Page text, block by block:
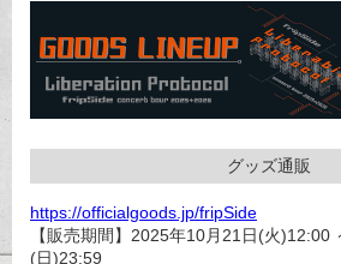
グッズ通販
https://officialgoods.jp/fripSide
【販売期間】2025年10月21日(火)12:00
(日)23:59